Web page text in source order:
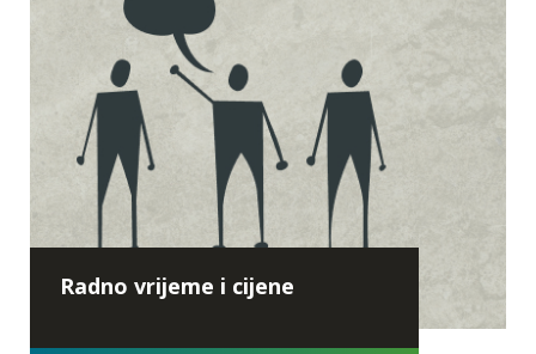
Edukacije za
osnovnoškolce
Radno vrijeme i cijene